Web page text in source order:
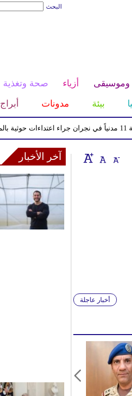
البحث
أزياء صحة وتغذية
بيئة مدونات أبراج
أخبار عاجلة
آخر الأخبار